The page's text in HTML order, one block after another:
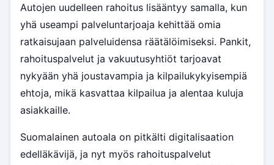
Autojen uudelleen rahoitus lisääntyy samalla, kun
yhä useampi palveluntarjoaja kehittää omia
ratkaisujaan palveluidensa räätälöimiseksi. Pankit,
rahoituspalvelut ja vakuutusyhtiöt tarjoavat
nykyään yhä joustavampia ja kilpailukykyisempiä
ehtoja, mikä kasvattaa kilpailua ja alentaa kuluja
asiakkaille.
Suomalainen autoala on pitkälti digitalisaation
edelläkävijä, ja nyt myös rahoituspalvelut